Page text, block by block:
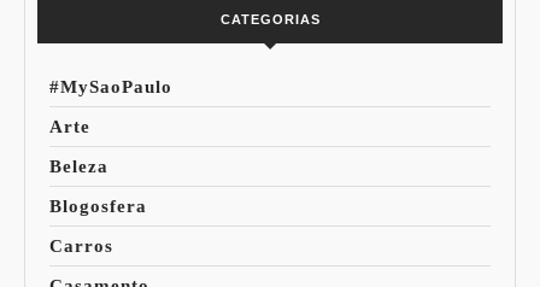
CATEGORIAS
#MySaoPaulo
Arte
Beleza
Blogosfera
Carros